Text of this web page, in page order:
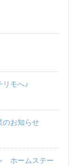
リモへ♪
のお知らせ
ホームステー